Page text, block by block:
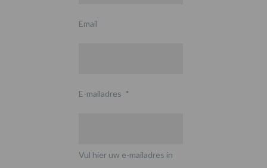
Email
E-mailadres *
Vul hier uw e-mailadres in